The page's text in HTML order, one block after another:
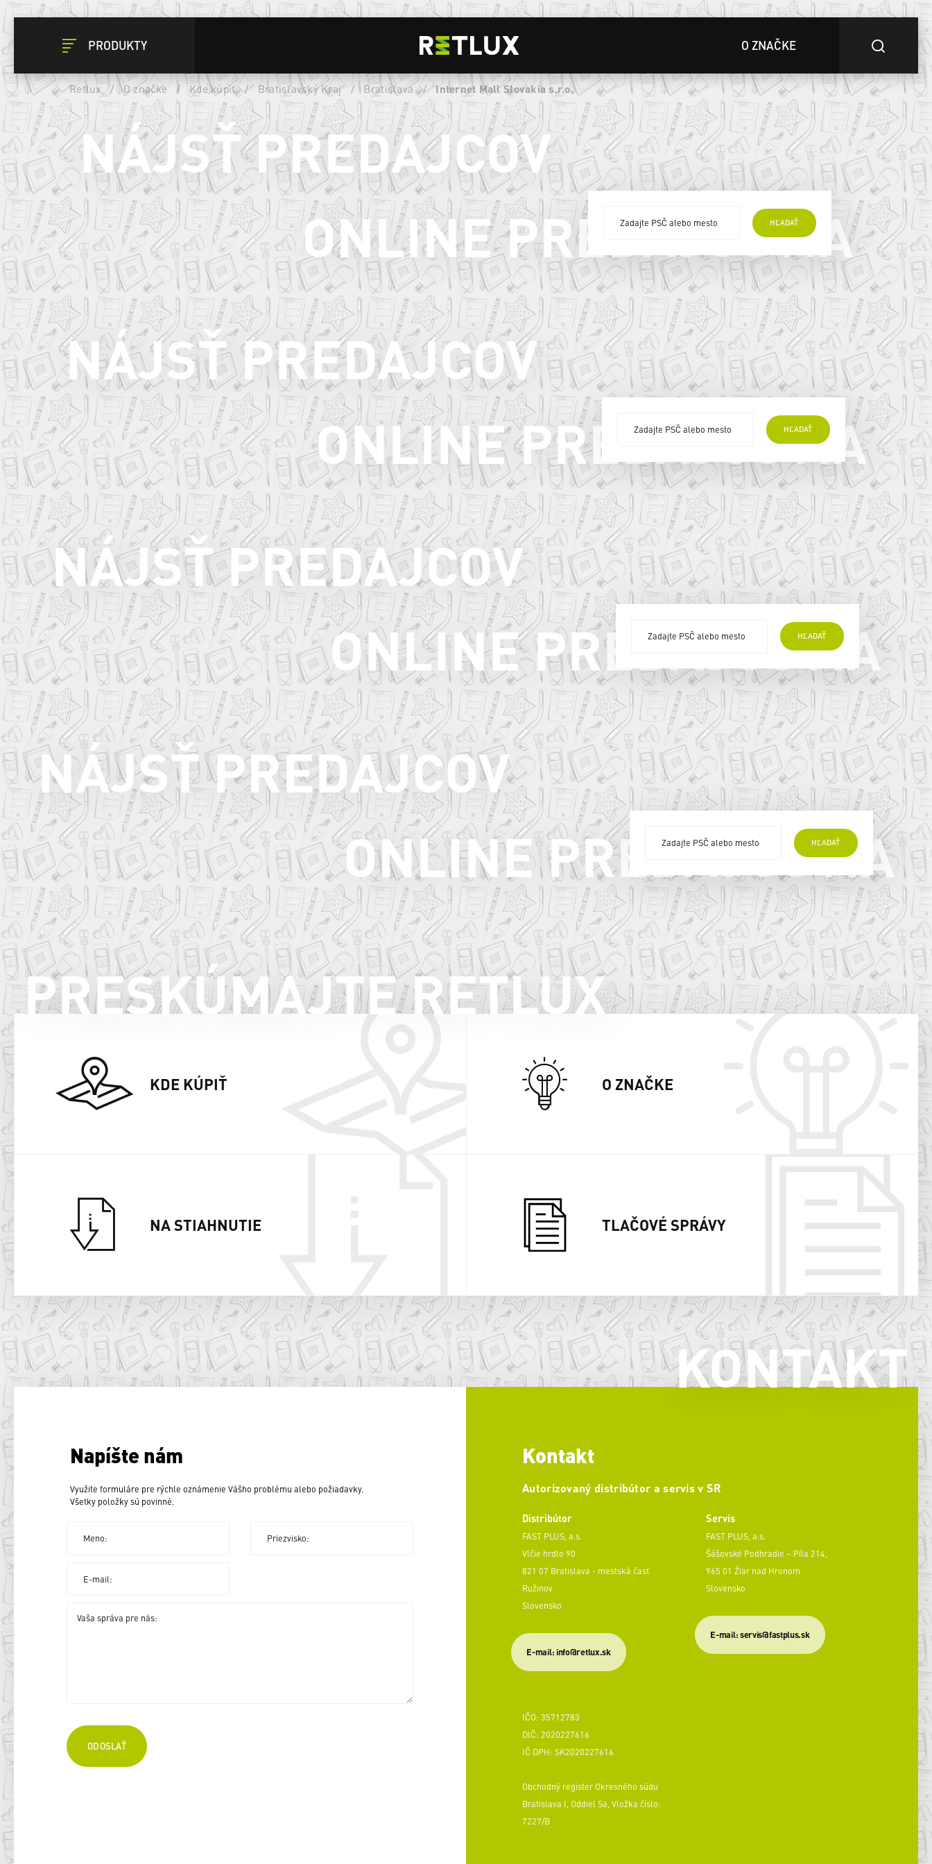
PRODUKTY O ZNAČKE
Retlux / O značke / Kde kúpiť / Bratislavský Kraj / Bratislava / Internet Mall Slovakia s.r.o.
NÁJSŤ PREDAJCOV
HĽADAŤ
ONLINE PREDAJCOVIA
NÁJSŤ PREDAJCOV
HĽADAŤ
ONLINE PREDAJCOVIA
NÁJSŤ PREDAJCOV
HĽADAŤ
ONLINE PREDAJCOVIA
NÁJSŤ PREDAJCOV
HĽADAŤ
ONLINE PREDAJCOVIA
PRESKÚMAJTE RETLUX
KDE KÚPIŤ O ZNAČKE
NA STIAHNUTIE TLAČOVÉ SPRÁVY
KONTAKT
Napíšte nám
Využite formuláre pre rýchle oznámenie Vášho problému alebo požiadavky.
Všetky položky sú povinné.
Kontakt
Autorizovaný distribútor a servis v SR
Distribútor
FAST PLUS, a.s.
Vlčie hrdlo 90
821 07 Bratislava - mestská časť
Ružinov
Slovensko
E-mail: info@retlux.sk
IČO: 35712783
DIČ: 2020227616
IČ DPH: SK2020227616
Obchodný register Okresného súdu
Bratislava I, Oddiel Sa, Vložka číslo:
7227/B
Servis
FAST PLUS, a.s.
Šášovské Podhradie – Píla 214,
965 01 Žiar nad Hronom
Slovensko
​E-mail: servis@fastplus.sk